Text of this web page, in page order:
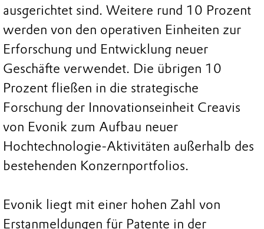
ausgerichtet sind. Weitere rund 10 Prozent
werden von den operativen Einheiten zur
Erforschung und Entwicklung neuer
Geschäfte verwendet. Die übrigen 10
Prozent fließen in die strategische
Forschung der Innovationseinheit Creavis
von Evonik zum Aufbau neuer
Hochtechnologie-Aktivitäten außerhalb des
bestehenden Konzernportfolios.
Evonik liegt mit einer hohen Zahl von
Erstanmeldungen für Patente in der